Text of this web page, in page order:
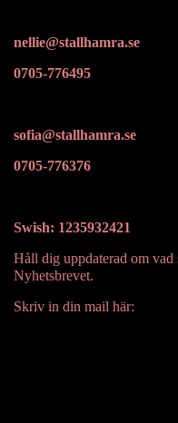
nellie@stallhamra.se
0705-776495
sofia@stallhamra.se
0705-776376
Swish: 1235932421
Håll dig uppdaterad om
Nyhetsbrevet.
Skriv in din mail här: